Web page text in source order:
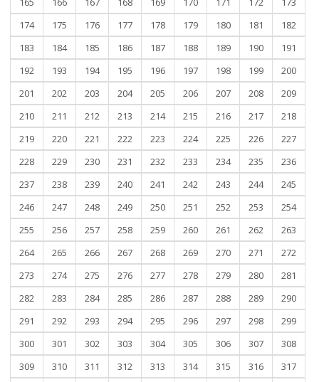
174
175 176 177 178 179 180 181
182
183
184 185 186 187 188 189 190
191
192
193 194 195 196 197 198 199
200
201
202 203 204 205 206 207 208
209
210
211 212 213 214 215 216 217
218
219
220 221 222 223 224 225 226
227
228
229 230 231 232 233 234 235
236
237
238 239 240 241 242 243 244
245
246
247 248 249 250 251 252 253
254
255
256 257 258 259 260 261 262
263
264
265 266 267 268 269 270 271
272
273
274 275 276 277 278 279 280
281
282
283 284 285 286 287 288 289
290
291
292 293 294 295 296 297 298
299
300
301 302 303 304 305 306 307
308
309
310 311 312 313 314 315 316
317